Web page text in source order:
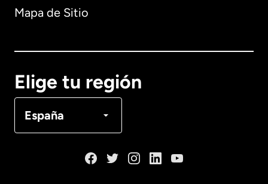
Mapa de Sitio
Elige tu región
España
Français